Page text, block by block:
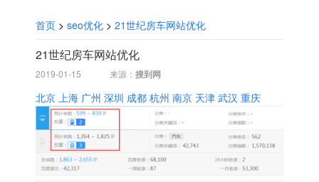
首页 > seo优化 > 21世纪房车网站优化
21世纪房车网站优化
2019-01-15 来源： 搜到网
北京 上海 广州 深圳 成都 杭州 南京 天津 武汉 重庆